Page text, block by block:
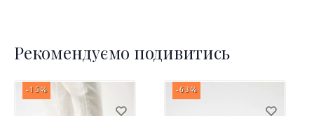
Рекомендуємо подивитись
-15% -63%